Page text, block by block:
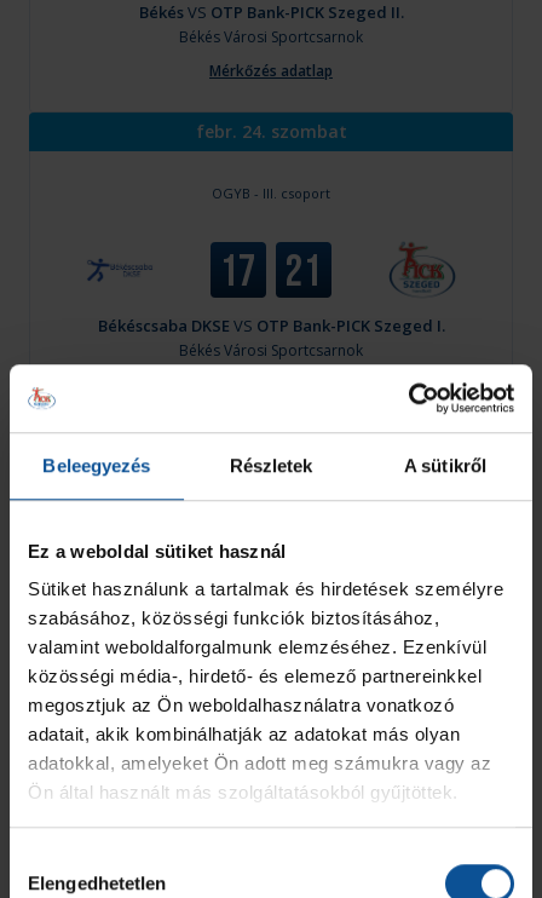
Beleegyezés Részletek A sütikről
Ez a weboldal sütiket használ
Sütiket használunk a tartalmak és hirdetések személyre
szabásához, közösségi funkciók biztosításához,
valamint weboldalforgalmunk elemzéséhez. Ezenkívül
közösségi média-, hirdető- és elemező partnereinkkel
megosztjuk az Ön weboldalhasználatra vonatkozó
adatait, akik kombinálhatják az adatokat más olyan
adatokkal, amelyeket Ön adott meg számukra vagy az
Ön által használt más szolgáltatásokból gyűjtöttek.
kiválasztása
Elengedhetetlen
BékésVS OTP Bank-PICK Szeged II.
BékésVárosi Sportcsarnok
Mérkőzés adatlap
febr. 24. szombat
OGYB - III. csoport
17 21
Békéscsaba DKSE VS OTP Bank-PICK Szeged I.
BékésVárosi Sportcsarnok
PickBall Kupa - U13
19 24
OTP Bank - PICK Szeged U13VSKézi UP PLER
Szeged
Mérkőzés adatlap
febr. 03. szombat